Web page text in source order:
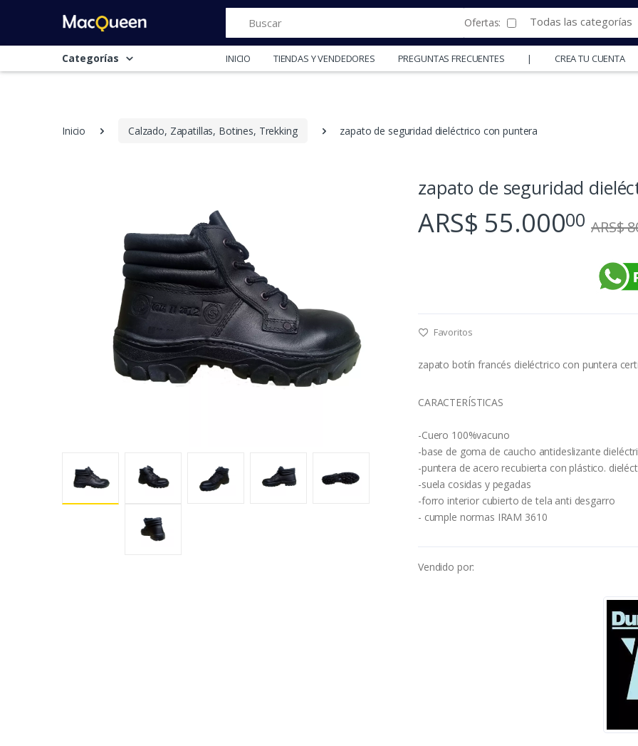
Ofertas: Todas las categorías
Categorías INICIO TIENDAS Y VENDEDORES PREGUNTAS FRECUENTES | CREA TU CUENTA
Inicio Calzado, Zapatillas, Botines, Trekking zapato de seguridad dieléctrico con puntera
zapato de seguridad
ARS$ 55.00000 ARS$
Favoritos
zapato botín francés dieléctrico con puntera
CARACTERÍSTICAS
-Cuero 100%vacuno
-base de goma de caucho antideslizante
-puntera de acero recubierta con plástico.
-suela cosidas y pegadas
-forro interior cubierto de tela anti desgarro
- cumple normas IRAM 3610
Vendido por: